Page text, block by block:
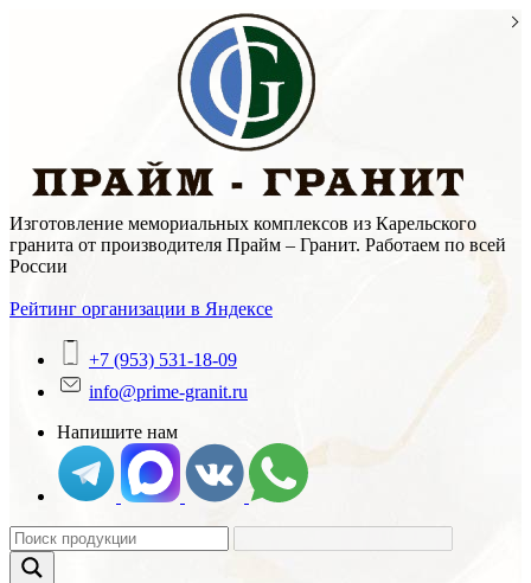
Изготовление мемориальных комплексов из Карельского
гранита от производителя Прайм – Гранит. Работаем по всей
России
Рейтинг организации в Яндексе
+7 (953) 531-18-09
info@prime-granit.ru
Напишите нам